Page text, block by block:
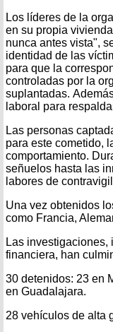
Los líderes de la
en su propia
nunca antes vista",
identidad de las
para que la
controladas por la
suplantadas.
laboral para
Las personas
para este cometido,
comportamiento.
señuelos hasta las
labores de
Una vez obtenidos
como Francia,
Las
financiera, han
30 detenidos: 23 en
en Guadalajara.
28 vehículos de alta